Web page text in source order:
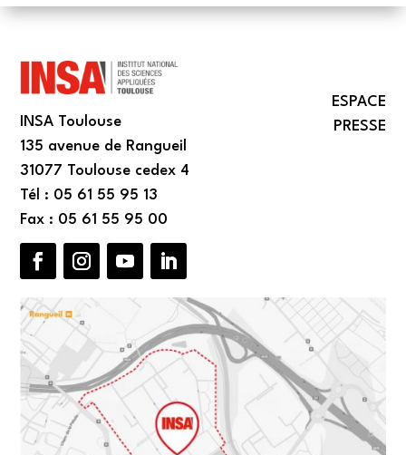
INSA Toulouse
135 avenue de Rangueil
31077 Toulouse cedex 4
Tél : 05 61 55 95 13
Fax : 05 61 55 95 00
ESPACE
PRESSE